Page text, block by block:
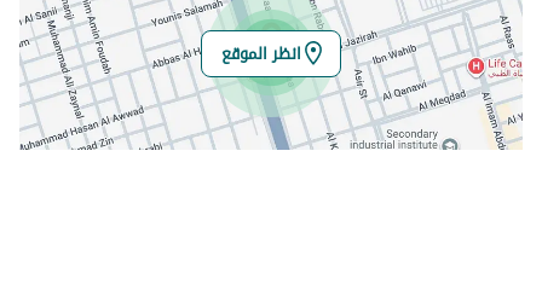
خط الطول
39.16691672792274
تفاصيل العقار
نوع الإعلان
للبيع
انظر الموقع